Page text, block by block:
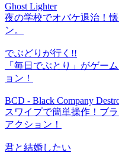
Ghost Lighter
夜の学校でオバケ退治！
ン。
でぶどりが行く!!
「毎日でぶとり」がゲー
ョン！
BCD - Black Company
スワイプで簡単操作！ブ
アクション！
君と結婚したい